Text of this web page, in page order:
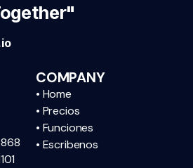
COMPANY
• Home
• Precios
• Funciones
• Escribenos